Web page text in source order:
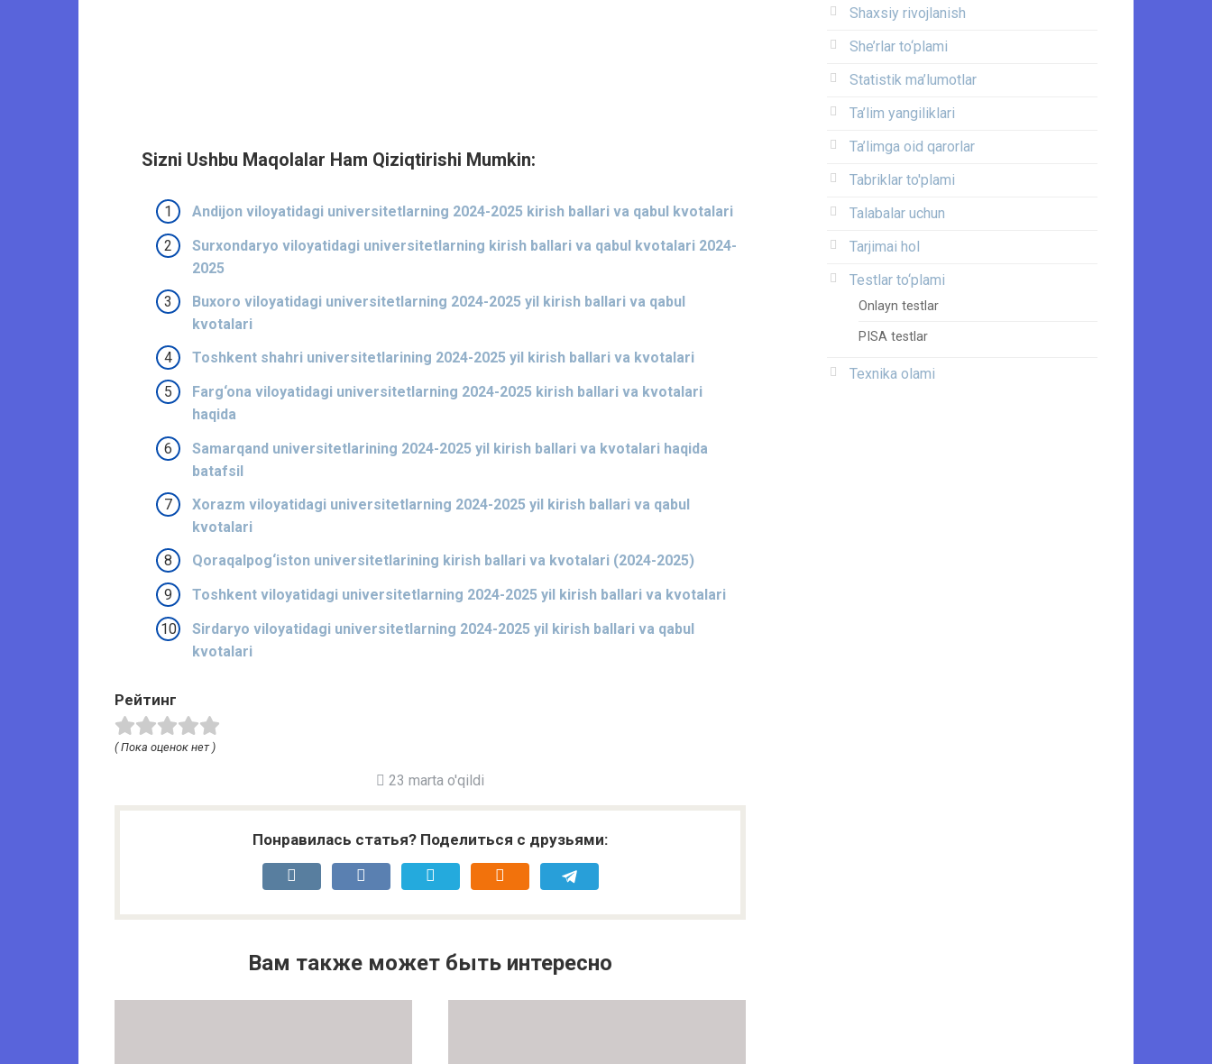
Sizni Ushbu Maqolalar Ham Qiziqtirishi Mumkin:
Andijon viloyatidagi universitetlarning 2024-2025 kirish ballari va qabul kvotalari
Surxondaryo viloyatidagi universitetlarning kirish ballari va qabul kvotalari 2024-
2025
Buxoro viloyatidagi universitetlarning 2024-2025 yil kirish ballari va qabul
kvotalari
Toshkent shahri universitetlarining 2024-2025 yil kirish ballari va kvotalari
Farg‘ona viloyatidagi universitetlarning 2024-2025 kirish ballari va kvotalari
haqida
Samarqand universitetlarining 2024-2025 yil kirish ballari va kvotalari haqida
batafsil
Xorazm viloyatidagi universitetlarning 2024-2025 yil kirish ballari va qabul
kvotalari
Qoraqalpog‘iston universitetlarining kirish ballari va kvotalari (2024-2025)
Toshkent viloyatidagi universitetlarning 2024-2025 yil kirish ballari va kvotalari
Sirdaryo viloyatidagi universitetlarning 2024-2025 yil kirish ballari va qabul
kvotalari
Рейтинг
( Пока оценок нет )
23 marta o'qildi
Понравилась статья? Поделиться с друзьями:
Вам также может быть интересно
Shaxsiy rivojlanish
She’rlar to‘plami
Statistik ma’lumotlar
Ta’lim yangiliklari
Ta’limga oid qarorlar
Tabriklar to'plami
Talabalar uchun
Tarjimai hol
Testlar to‘plami
Onlayn testlar
PISA testlar
Texnika olami